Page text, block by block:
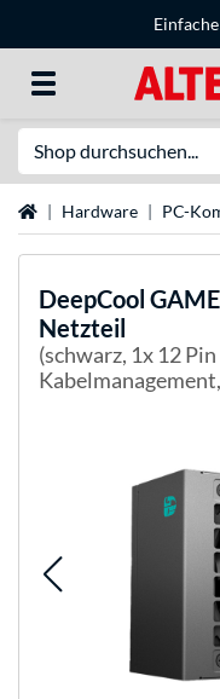
StartseiteHardware PC-
DeepCool
Netzteil
(schwarz, 1x 12